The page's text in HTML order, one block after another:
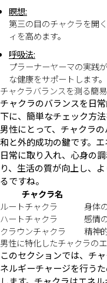
瞑想:
第三の目のチャクラを開
ィを高めます。
呼吸法:
プラーナーヤーマの実践
な健康をサポートします。
チャクラバランスを測る簡
チャクラのバランスを日
下に、簡単なチェック方
男性にとって、チャクラ
和と外的成功の鍵です。
日常に取り入れ、心身の
り、生活の質が向上し、
るですね。
チャクラ名
ルートチャクラ
身体
ハートチャクラ
感情
クラウンチャクラ
精神
男性に特化したチャクラの
このセクションでは、チ
ネルギーチャージを行う